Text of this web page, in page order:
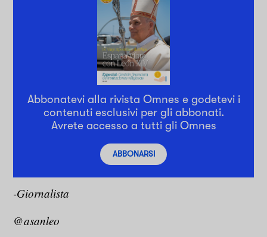
Abbonatevi alla rivista Omnes e godetevi i
contenuti esclusivi per gli abbonati.
Avrete accesso a tutti gli Omnes
ABBONARSI
-Giornalista
@asanleo